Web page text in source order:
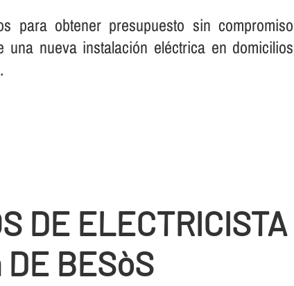
para obtener presupuesto sin compromiso
una nueva instalación eléctrica en domicilios
DE ELECTRICISTA
DE BESòS